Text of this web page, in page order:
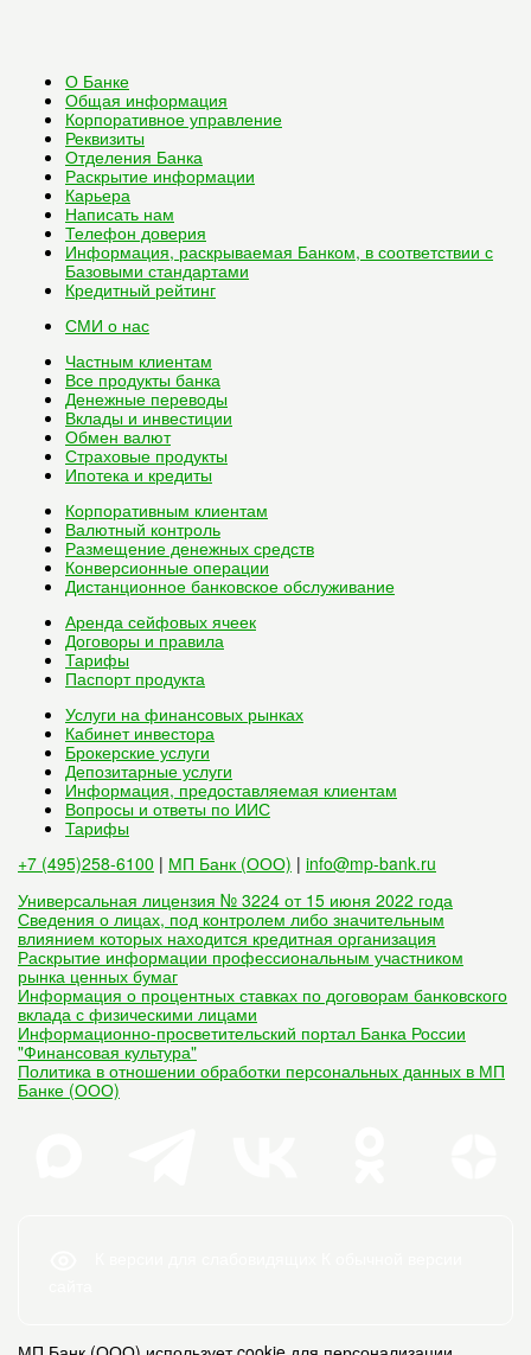
О Банке
Общая информация
Корпоративное управление
Реквизиты
Отделения Банка
Раскрытие информации
Карьера
Написать нам
Телефон доверия
Информация, раскрываемая Банком, в соответствии с
Базовыми стандартами
Кредитный рейтинг
СМИ о нас
Частным клиентам
Все продукты банка
Денежные переводы
Вклады и инвестиции
Обмен валют
Страховые продукты
Ипотека и кредиты
Корпоративным клиентам
Валютный контроль
Размещение денежных средств
Конверсионные операции
Дистанционное банковское обслуживание
Аренда сейфовых ячеек
Договоры и правила
Тарифы
Паспорт продукта
Услуги на финансовых рынках
Кабинет инвестора
Брокерские услуги
Депозитарные услуги
Информация, предоставляемая клиентам
Вопросы и ответы по ИИС
Тарифы
+7 (495)258-6100 | МП Банк (ООО) | info@mp-bank.ru
Универсальная лицензия № 3224 от 15 июня 2022 года
Сведения о лицах, под контролем либо значительным
влиянием которых находится кредитная организация
Раскрытие информации профессиональным участником
рынка ценных бумаг
Информация о процентных ставках по договорам банковского
вклада с физическими лицами
Информационно-просветительский портал Банка России
"Финансовая культура"
Политика в отношении обработки персональных данных в МП
Банке (ООО)